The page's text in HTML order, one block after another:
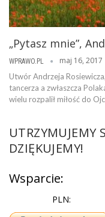
„Pytasz mnie”,
WPRAWO.PL maj 16, 2017
Utwór Andrzeja
tancerza a zwłaszcza
wielu rozpalił miłość do
UTRZYMUJEMY
DZIĘKUJEMY!
Wsparcie:
PLN: